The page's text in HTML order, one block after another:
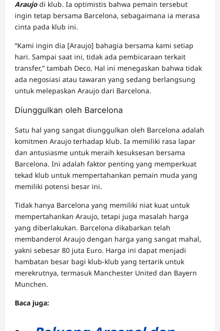
Araujodi klub. Ia optimistis bahwa pemain tersebut
ingin tetap bersama Barcelona, sebagaimana ia merasa
cinta pada klub ini.
“Kami ingin dia [Araujo] bahagia bersama kami setiap
hari. Sampai saat ini, tidak ada pembicaraan terkait
transfer,” tambah Deco. Hal ini menegaskan bahwa tidak
ada negosiasi atau tawaran yang sedang berlangsung
untuk melepaskan Araujo dari Barcelona.
Diunggulkan oleh Barcelona
Satu hal yang sangat diunggulkan oleh Barcelona adalah
komitmen Araujo terhadap klub. Ia memiliki rasa lapar
dan antusiasme untuk meraih kesuksesan bersama
Barcelona. Ini adalah faktor penting yang memperkuat
tekad klub untuk mempertahankan pemain muda yang
memiliki potensi besar ini.
Tidak hanya Barcelona yang memiliki niat kuat untuk
mempertahankan Araujo, tetapi juga masalah harga
yang diberlakukan. Barcelona dikabarkan telah
membanderol Araujo dengan harga yang sangat mahal,
yakni sebesar 80 juta Euro. Harga ini dapat menjadi
hambatan besar bagi klub-klub yang tertarik untuk
merekrutnya, termasuk Manchester United dan Bayern
Munchen.
Baca juga: